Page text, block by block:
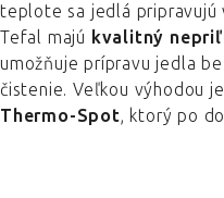
teplote sa jedlá pripravujú
Tefal majú kvalitný
umožňuje prípravu jedla
čistenie. Veľkou výhodou je
Thermo-Spot, ktorý po